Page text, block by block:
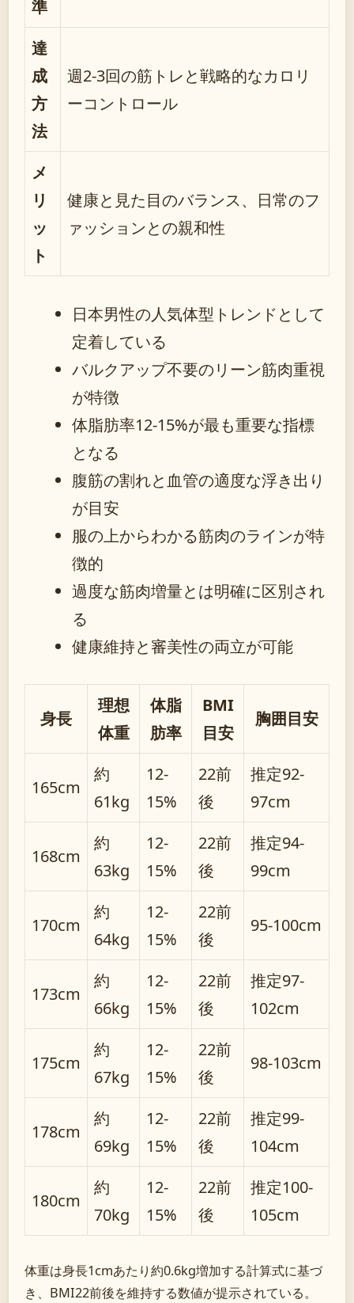
準
達
成
方
法
週2-3回の筋トレと戦略的なカロリ
ーコントロール
メ
リ
ッ
ト
健康と見た目のバランス、日常のフ
ァッションとの親和性
日本男性の人気体型トレンドとして
定着している
バルクアップ不要のリーン筋肉重視
が特徴
体脂肪率12-15%が最も重要な指標
となる
腹筋の割れと血管の適度な浮き出り
が目安
服の上からわかる筋肉のラインが特
徴的
過度な筋肉増量とは明確に区別され
る
健康維持と審美性の両立が可能
身長
理想
体重
体脂
肪率
BMI
目安
胸囲目安
165cm
約
61kg
12-
15%
22前
後
推定92-
97cm
168cm
約
63kg
12-
15%
22前
後
推定94-
99cm
170cm
約
64kg
12-
15%
22前
後
95-100cm
173cm
約
66kg
12-
15%
22前
後
推定97-
102cm
175cm
約
67kg
12-
15%
22前
後
98-103cm
178cm
約
69kg
12-
15%
22前
後
推定99-
104cm
180cm
約
70kg
12-
15%
22前
後
推定100-
105cm
体重は身長1cmあたり約0.6kg増加する計算式に基づ
き、BMI22前後を維持する数値が提示されている。